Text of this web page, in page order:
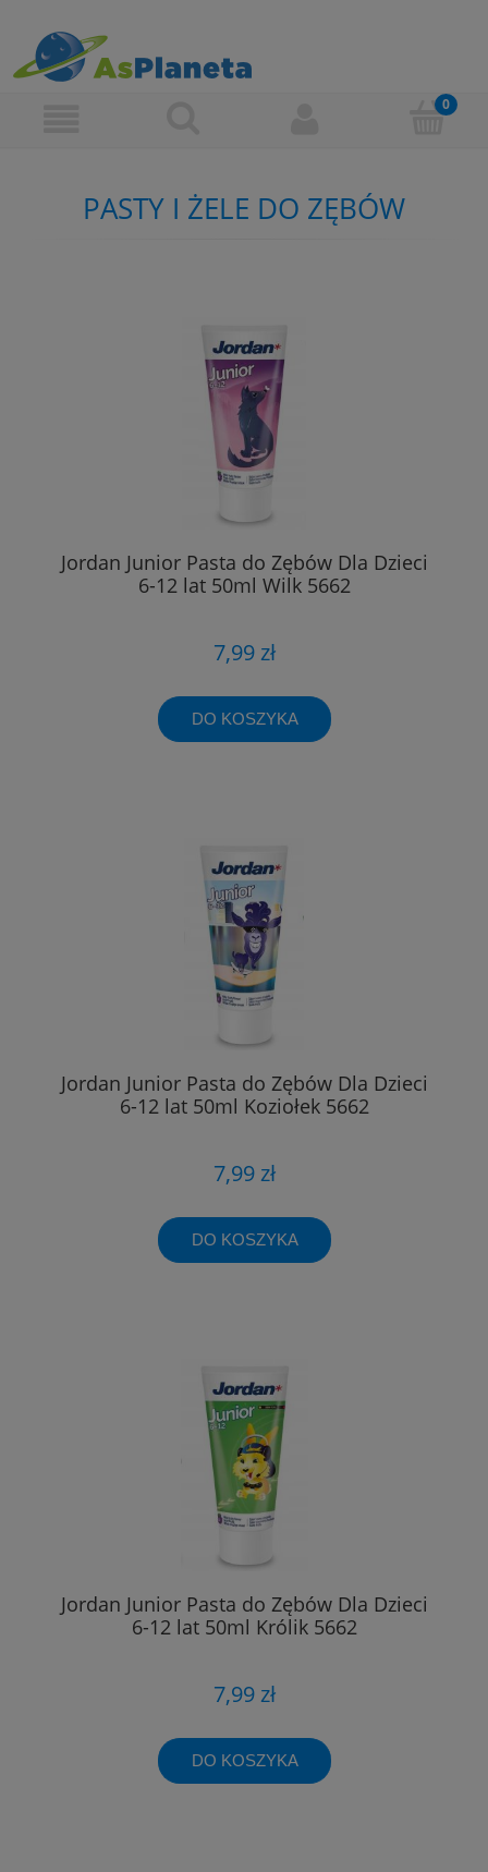
PASTY I ŻELE DO ZĘBÓW
Jordan Junior Pasta do Zębów Dla Dzieci
6-12 lat 50ml Wilk 5662
7,99 zł
DO KOSZYKA
Jordan Junior Pasta do Zębów Dla Dzieci
6-12 lat 50ml Koziołek 5662
7,99 zł
DO KOSZYKA
Jordan Junior Pasta do Zębów Dla Dzieci
6-12 lat 50ml Królik 5662
7,99 zł
DO KOSZYKA